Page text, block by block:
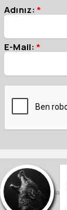
Adınız: *
E-Mail: *
Cevapla